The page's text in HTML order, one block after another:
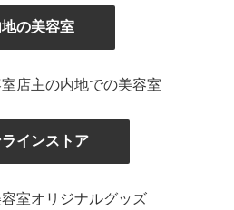
地の美容室
室店主の内地での美容室
インストア
容室オリジナルグッズ